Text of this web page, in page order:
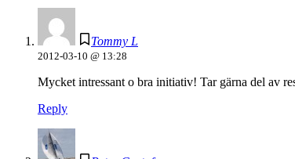
Tommy L
2012-03-10 @ 13:28
Mycket intressant o bra initiativ! Tar gärna del av
Reply